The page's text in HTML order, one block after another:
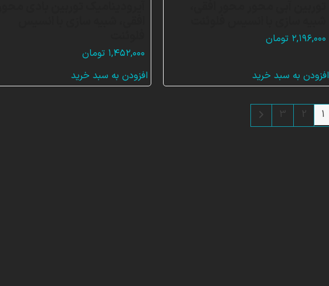
۲,۱۹۶,۰۰۰ تومان
افزودن به سبد خرید
۱,۴۵۲,۰۰۰ تومان
افزودن به سبد خرید
1
2
3